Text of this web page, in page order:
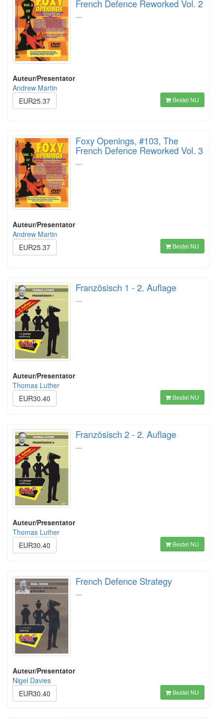
French Defence Reworked Vol. 2
…
Auteur/Presentator
Andrew Martin
EUR25.37
Bestel NU
Foxy Openings, #103, The
French Defence Reworked Vol. 3
…
Auteur/Presentator
Andrew Martin
EUR25.37
Bestel NU
Französisch 1 - 2. Auflage
…
Auteur/Presentator
Thomas Luther
EUR30.40
Bestel NU
Französisch 2 - 2. Auflage
…
Auteur/Presentator
Thomas Luther
EUR30.40
Bestel NU
French Defence Strategy
…
Auteur/Presentator
Nigel Davies
EUR30.40
Bestel NU